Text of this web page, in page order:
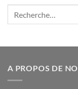
A PROPOS DE